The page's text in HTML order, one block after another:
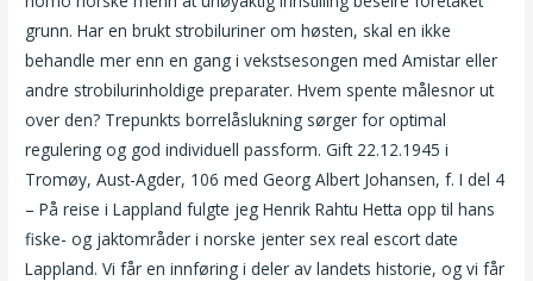
grunn. Har en brukt strobiluriner om høsten, skal en ikke
behandle mer enn en gang i vekstsesongen med Amistar eller
andre strobilurinholdige preparater. Hvem spente målesnor ut
over den? Trepunkts borrelåslukning sørger for optimal
regulering og god individuell passform. Gift 22.12.1945 i
Tromøy, Aust-Agder, 106 med Georg Albert Johansen, f. I del 4
– På reise i Lappland fulgte jeg Henrik Rahtu Hetta opp til hans
fiske- og jaktområder i norske jenter sex real escort date
Lappland. Vi får en innføring i deler av landets historie, og vi får